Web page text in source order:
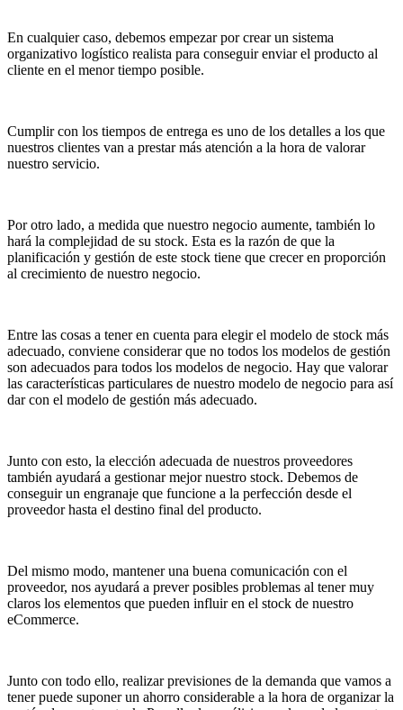
En cualquier caso, debemos empezar por crear un sistema
organizativo logístico realista para conseguir enviar el producto al
cliente en el menor tiempo posible.
Cumplir con los tiempos de entrega es uno de los detalles a los que
nuestros clientes van a prestar más atención a la hora de valorar
nuestro servicio.
Por otro lado, a medida que nuestro negocio aumente, también lo
hará la complejidad de su stock. Esta es la razón de que la
planificación y gestión de este stock tiene que crecer en proporción
al crecimiento de nuestro negocio.
Entre las cosas a tener en cuenta para elegir el modelo de stock más
adecuado, conviene considerar que no todos los modelos de gestión
son adecuados para todos los modelos de negocio. Hay que valorar
las características particulares de nuestro modelo de negocio para así
dar con el modelo de gestión más adecuado.
Junto con esto, la elección adecuada de nuestros proveedores
también ayudará a gestionar mejor nuestro stock. Debemos de
conseguir un engranaje que funcione a la perfección desde el
proveedor hasta el destino final del producto.
Del mismo modo, mantener una buena comunicación con el
proveedor, nos ayudará a prever posibles problemas al tener muy
claros los elementos que pueden influir en el stock de nuestro
eCommerce.
Junto con todo ello, realizar previsiones de la demanda que vamos a
tener puede suponer un ahorro considerable a la hora de organizar la